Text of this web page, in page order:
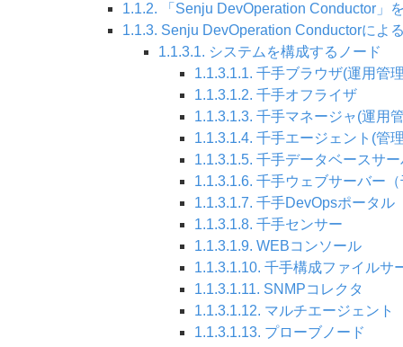
1.1.2. 「Senju DevOperation Conductor」
1.1.3. Senju DevOperation Conductorによ
1.1.3.1. システムを構成するノード
1.1.3.1.1. 千手ブラウザ(運用管
1.1.3.1.2. 千手オフライザ
1.1.3.1.3. 千手マネージャ(運用
1.1.3.1.4. 千手エージェント(管
1.1.3.1.5. 千手データベースサ
1.1.3.1.6. 千手ウェブサーバー
1.1.3.1.7. 千手DevOpsポータル
1.1.3.1.8. 千手センサー
1.1.3.1.9. WEBコンソール
1.1.3.1.10. 千手構成ファイルサ
1.1.3.1.11. SNMPコレクタ
1.1.3.1.12. マルチエージェント
1.1.3.1.13. プローブノード